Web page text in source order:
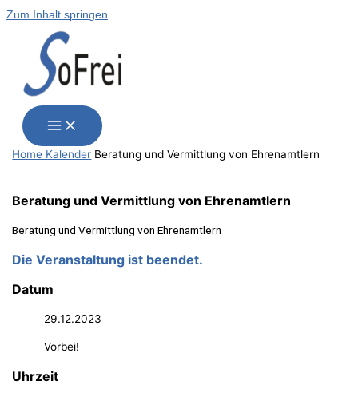
Zum Inhalt springen
Home Kalender Bera­tung und Ver­mitt­lung von Ehrenamtlern
Bera­tung und Ver­mitt­lung von Ehrenamtlern
Bera­tung und Ver­mitt­lung von Ehrenamtlern
Die Veranstaltung ist beendet.
Datum
29.12.2023
Vorbei!
Uhrzeit